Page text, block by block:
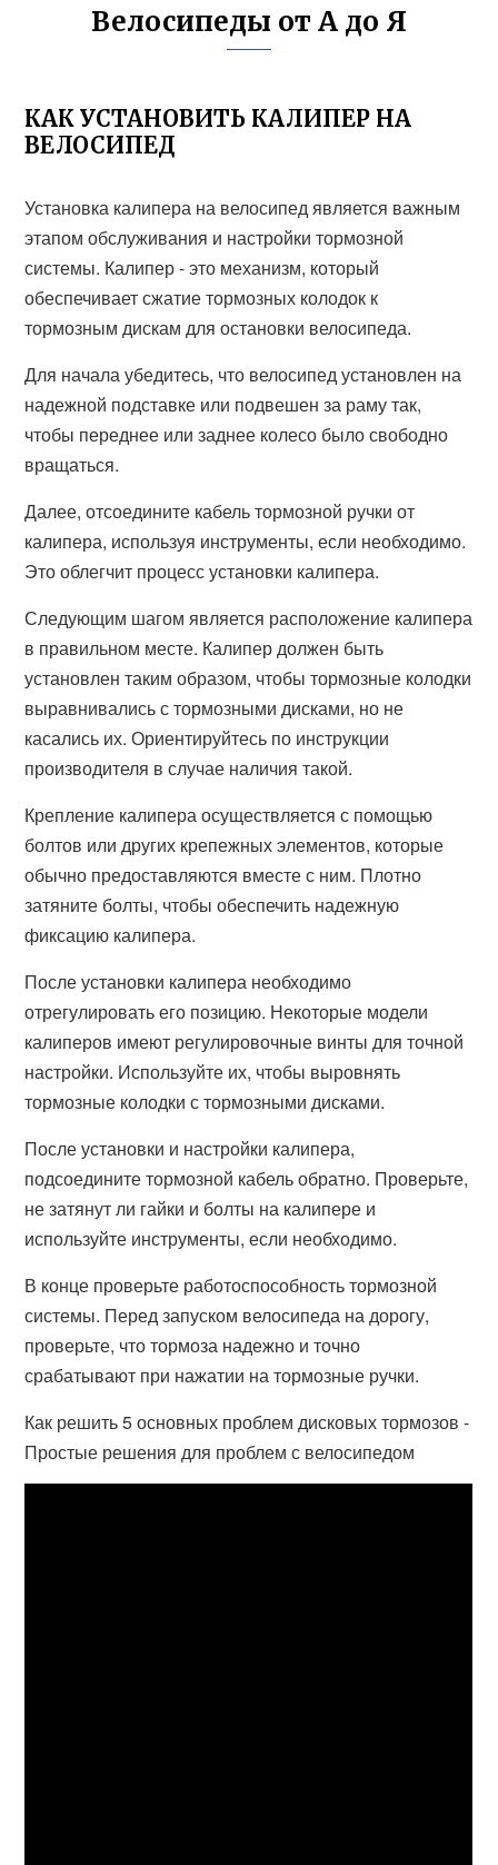
Велосипеды от А до Я
КАК УСТАНОВИТЬ КАЛИПЕР НА
ВЕЛОСИПЕД
Установка калипера на велосипед является важным
этапом обслуживания и настройки тормозной
системы. Калипер - это механизм, который
обеспечивает сжатие тормозных колодок к
тормозным дискам для остановки велосипеда.
Для начала убедитесь, что велосипед установлен на
надежной подставке или подвешен за раму так,
чтобы переднее или заднее колесо было свободно
вращаться.
Далее, отсоедините кабель тормозной ручки от
калипера, используя инструменты, если необходимо.
Это облегчит процесс установки калипера.
Следующим шагом является расположение калипера
в правильном месте. Калипер должен быть
установлен таким образом, чтобы тормозные колодки
выравнивались с тормозными дисками, но не
касались их. Ориентируйтесь по инструкции
производителя в случае наличия такой.
Крепление калипера осуществляется с помощью
болтов или других крепежных элементов, которые
обычно предоставляются вместе с ним. Плотно
затяните болты, чтобы обеспечить надежную
фиксацию калипера.
После установки калипера необходимо
отрегулировать его позицию. Некоторые модели
калиперов имеют регулировочные винты для точной
настройки. Используйте их, чтобы выровнять
тормозные колодки с тормозными дисками.
После установки и настройки калипера,
подсоедините тормозной кабель обратно. Проверьте,
не затянут ли гайки и болты на калипере и
используйте инструменты, если необходимо.
В конце проверьте работоспособность тормозной
системы. Перед запуском велосипеда на дорогу,
проверьте, что тормоза надежно и точно
срабатывают при нажатии на тормозные ручки.
Как решить 5 основных проблем дисковых тормозов -
Простые решения для проблем с велосипедом